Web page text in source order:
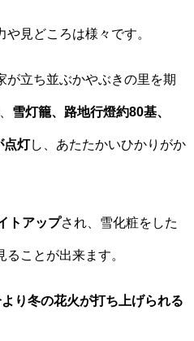
見どころは様々です。
が立ち並ぶかやぶきの里を期
雪灯籠、路地行燈約80基、
点灯し、あたたかいひかりがか
トアップされ、雪化粧をした
ことが出来ます。
り冬の花火が打ち上げられる